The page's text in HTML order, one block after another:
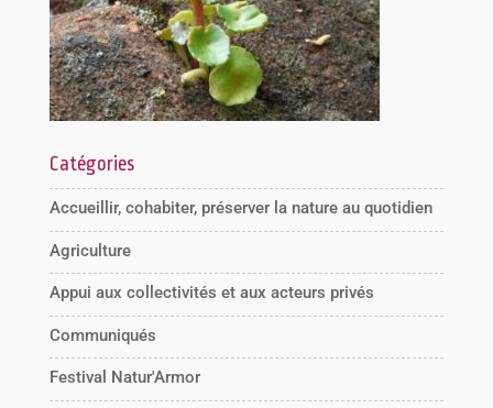
Catégories
Accueillir, cohabiter, préserver la nature au quotidien
Agriculture
Appui aux collectivités et aux acteurs privés
Communiqués
Festival Natur'Armor